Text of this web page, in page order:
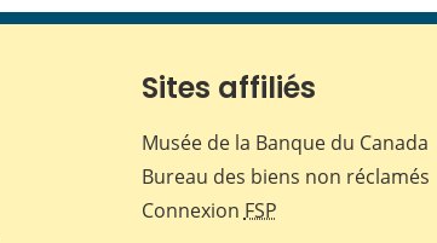
Sites affiliés
Musée de la Banque du Canada
Bureau des biens non réclamés
Connexion FSP